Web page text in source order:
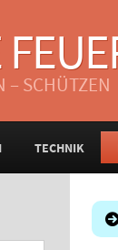
– SCHÜTZEN
TECHNIK